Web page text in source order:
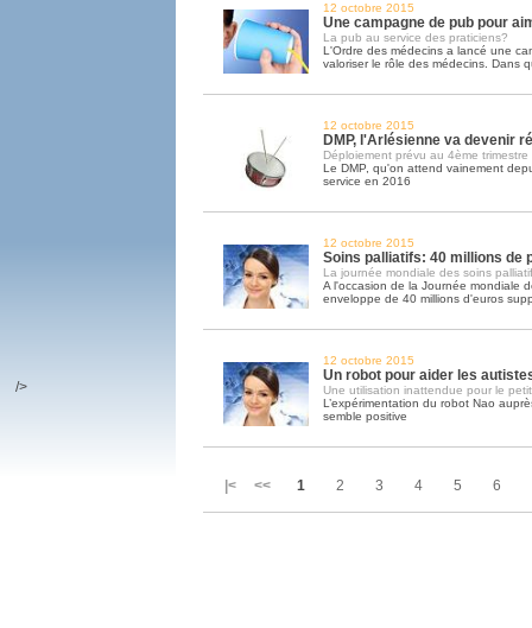
12 octobre 2015
Une campagne de pub pour
La pub au service des praticiens?
L'Ordre des médecins a lancé une
valoriser le rôle des médecins. Dans
12 octobre 2015
DMP, l'Arlésienne va devenir
Déploiement prévu au 4ème trimestre
Le DMP, qu'on attend vainement
service en 2016
12 octobre 2015
Soins palliatifs: 40 millions de
La journée mondiale des soins
A l'occasion de la Journée mondiale
enveloppe de 40 millions d'euros
12 octobre 2015
Un robot pour aider les
Une utilisation inattendue pour le
L’expérimentation du robot Nao
semble positive
|< << 1 2 3 4 5 6
/>